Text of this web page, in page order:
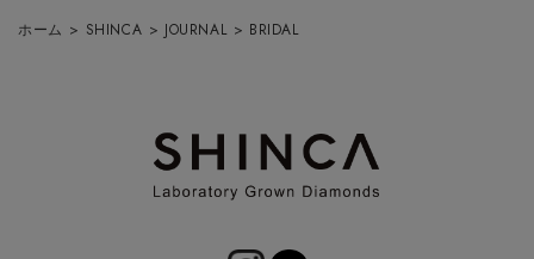
ホーム > SHINCA > JOURNAL > BRIDAL